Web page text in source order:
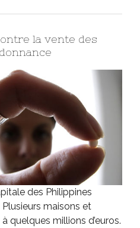
la vente des
des Philippines
maisons et
quelques millions d’euros.